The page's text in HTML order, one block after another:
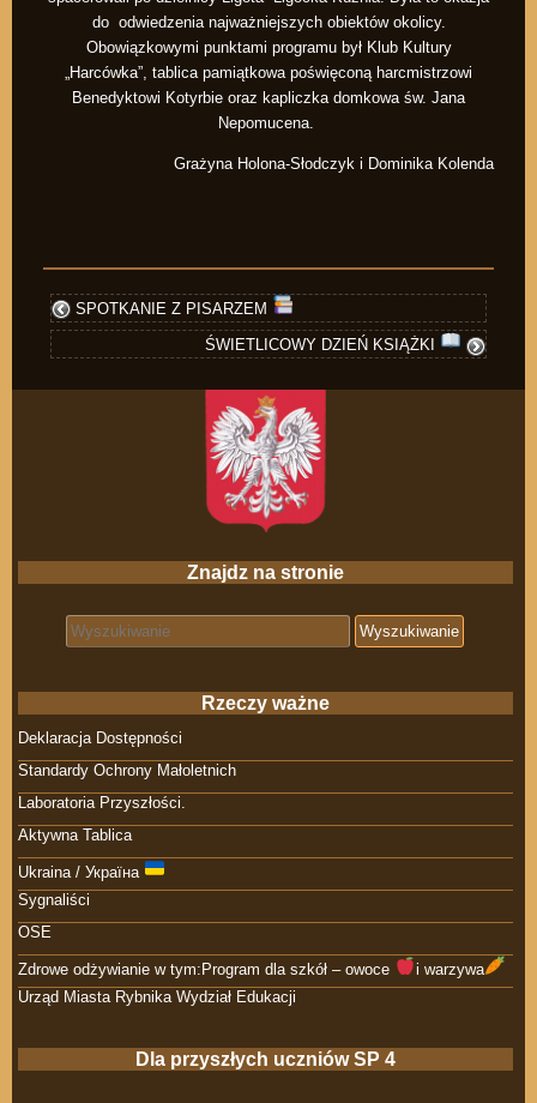
do odwiedzenia najważniejszych obiektów okolicy.
Obowiązkowymi punktami programu był Klub Kultury
„Harcówka”, tablica pamiątkowa poświęconą harcmistrzowi
Benedyktowi Kotyrbie oraz kapliczka domkowa św. Jana
Nepomucena.
Grażyna Holona-Słodczyk i Dominika Kolenda
SPOTKANIE Z PISARZEM
ŚWIETLICOWY DZIEŃ KSIĄŻKI
Znajdz na stronie
Search for:
Rzeczy ważne
Deklaracja Dostępności
Standardy Ochrony Małoletnich
Laboratoria Przyszłości.
Aktywna Tablica
Ukraina / Україна
Sygnaliści
OSE
Zdrowe odżywianie w tym:Program dla szkół – owoce
i warzywa
Urząd Miasta Rybnika Wydział Edukacji
Dla przyszłych uczniów SP 4